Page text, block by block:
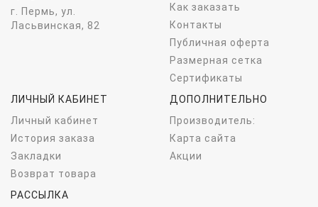
г. Пермь, ул.
Ласьвинская, 82
Как заказать
Контакты
Публичная оферта
Размерная сетка
Сертификаты
ЛИЧНЫЙ КАБИНЕТ
Личный кабинет
История заказа
Закладки
Возврат товара
ДОПОЛНИТЕЛЬНО
Производитель:
Карта сайта
Акции
РАССЫЛКА